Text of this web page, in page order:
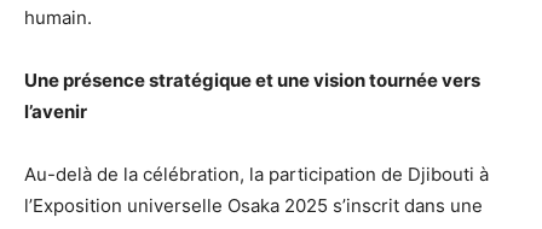
humain.
Une présence stratégique et une vision tournée vers
l’avenir
Au-delà de la célébration, la participation de Djibouti à
l’Exposition universelle Osaka 2025 s’inscrit dans une